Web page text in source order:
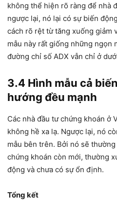
không thể hiện rõ ràng để nhà
ngược lại, nó lại có sự biến
cách rõ rệt từ tăng xuống giảm
mẫu này rất giống những ngọn
đường chỉ số ADX vẫn chỉ ở
3.4 Hình mẫu cả
hướng đều mạnh
Các nhà đầu tư chứng khoán ở
không hề xa lạ. Ngược lại, nó
mẫu bên trên. Bởi nó sẽ
chứng khoán còn mới, thường
động và chưa có sự ổn định.
Tổng kết